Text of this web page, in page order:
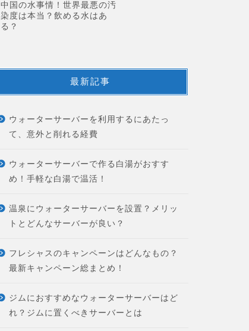
中国の水事情！世界最悪の汚
染度は本当？飲める水はあ
る？
最新記事
ウォーターサーバーを利用するにあたっ
て、意外と削れる経費
ウォーターサーバーで作る白湯がおすす
め！手軽な白湯で温活！
温泉にウォーターサーバーを設置？メリッ
トとどんなサーバーが良い？
フレシャスのキャンペーンはどんなもの？
最新キャンペーン総まとめ！
ジムにおすすめなウォーターサーバーはど
れ？ジムに置くべきサーバーとは